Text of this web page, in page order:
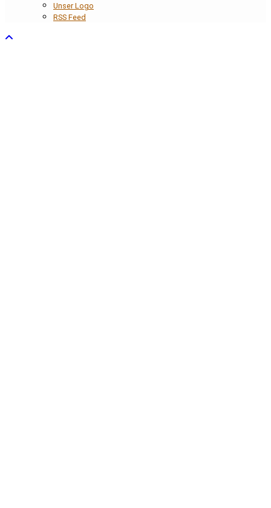
Unser Logo
RSS Feed